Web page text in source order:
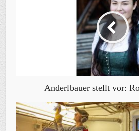
Anderlbauer stellt vor: